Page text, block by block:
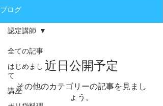
ブログ
全ての記事
はじめまし
て
講座
認定講師
近日公開予定
その他のカテゴリーの記事を見まし
ょう。